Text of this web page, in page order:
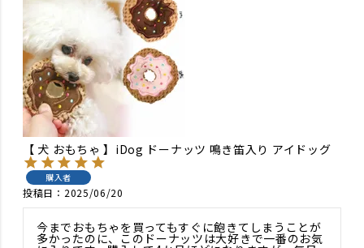
【 犬 おもちゃ 】iDog ドーナッツ 鳴き笛入り アイドッグ
購入者
投稿日 2025/06/20
今までおもちゃを買ってもすぐに飽きてしまうことが
多かったのに、このドーナッツは大好きで一番のお気